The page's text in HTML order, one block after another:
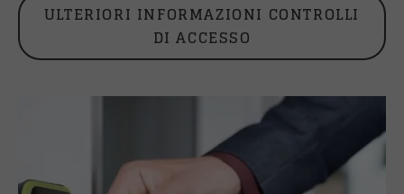
ULTERIORI INFORMAZIONI CONTROLLI
DI ACCESSO